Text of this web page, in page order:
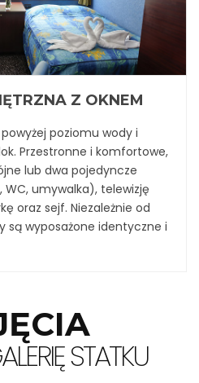
Z OKNEM
poziomu wody i
Przestronne i komfortowe,
lub dwa pojedyncze
WC, umywalka), telewizję
oraz sejf. Niezależnie od
są wyposażone identyczne i
STATKU